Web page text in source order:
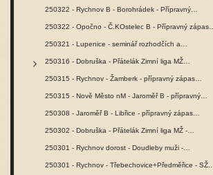
250322 - Rychnov B - Borohrádek - Přípravný…
250322 - Opočno - Č.KOstelec B - Přípravný zápas…
250321 - Lupenice - seminář rozhodčích a…
250316 - Dobruška - Přátelák Zimní liga MŽ…
250315 - Rychnov - Žamberk - přípravný zápas…
250315 - Nově Město nM - Jaroměř B - přípravný…
250308 - Jaroměř B - Libřice - přípravný zápas…
250302 - Dobruška - Přátelák Zimní liga MŽ -…
250301 - Rychnov dorost - Doudleby muži -…
250301 - Rychnov - Třebechovice+Předměřice - SŽ…